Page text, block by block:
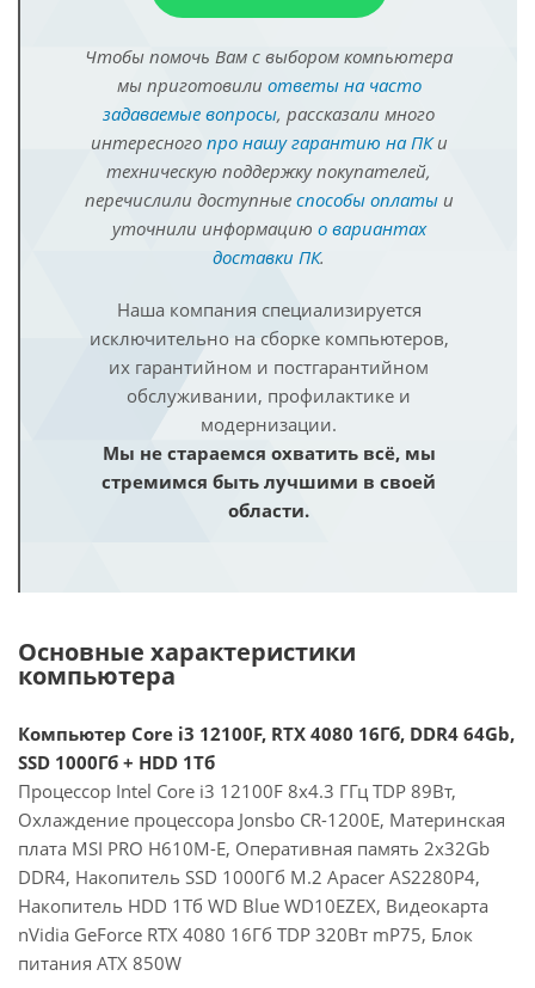
Чтобы помочь Вам с выбором компьютера
мы приготовили ответы на часто
задаваемые вопросы, рассказали много
интересного про нашу гарантию на ПКи
техническую поддержку покупателей,
перечислили доступные способы оплатыи
уточнили информацию о вариантах
доставки ПК.
Наша компания специализируется
исключительно на сборке компьютеров,
их гарантийном и постгарантийном
обслуживании, профилактике и
модернизации.
Мы не стараемся охватить всё, мы
стремимся быть лучшими в своей
области.
Основные характеристики
компьютера
Компьютер Core i3 12100F, RTX 4080 16Гб, DDR4 64Gb,
SSD 1000Гб + HDD 1Тб
Процессор Intel Core i3 12100F 8x4.3 ГГц TDP 89Вт,
Охлаждение процессора Jonsbo CR-1200E, Материнская
плата MSI PRO H610M-E, Оперативная память 2x32Gb
DDR4, Накопитель SSD 1000Гб M.2 Apacer AS2280P4,
Накопитель HDD 1Тб WD Blue WD10EZEX, Видеокарта
nVidia GeForce RTX 4080 16Гб TDP 320Вт mP75, Блок
питания ATX 850W